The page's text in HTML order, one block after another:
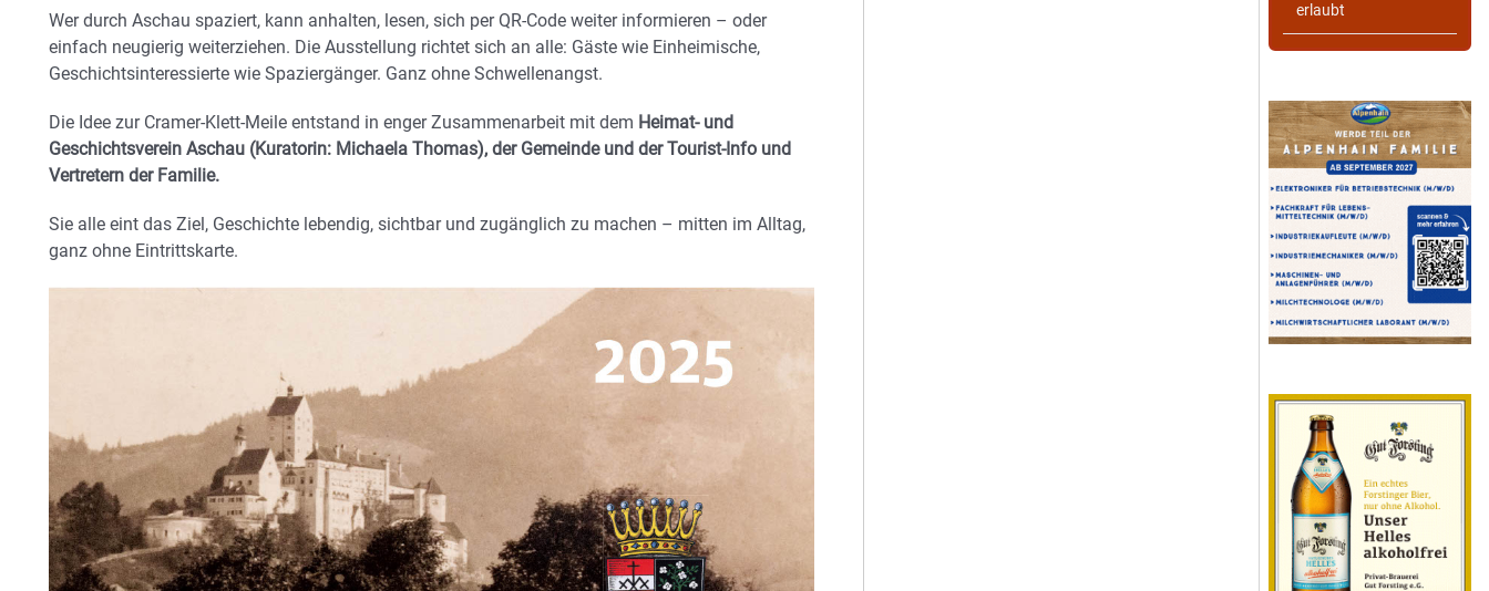
Wer durch Aschau spaziert, kann anhalten, lesen, sich per QR-Code weiter informieren – oder
einfach neugierig weiterziehen. Die Ausstellung richtet sich an alle: Gäste wie Einheimische,
Geschichtsinteressierte wie Spaziergänger. Ganz ohne Schwellenangst.
Die Idee zur Cramer-Klett-Meile entstand in enger Zusammenarbeit mit dem Heimat- und
Geschichtsverein Aschau (Kuratorin: Michaela Thomas), der Gemeinde und der Tourist-Info und
Vertretern der Familie.
Sie alle eint das Ziel, Geschichte lebendig, sichtbar und zugänglich zu machen – mitten im Alltag,
ganz ohne Eintrittskarte.
erlaubt